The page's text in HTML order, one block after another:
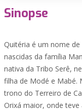
Sinopse
Quitéria é um nome
nascidas da família
nativa da Tribo Serê,
filha de Modé e Mabé.
trono do Terreiro de
Orixá maior, onde